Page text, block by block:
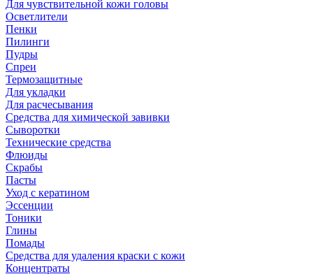
Для чувствительной кожи головы
Осветлители
Пенки
Пилинги
Пудры
Спреи
Термозащитные
Для укладки
Для расчесывания
Средства для химической завивки
Сыворотки
Технические средства
Флюиды
Скрабы
Пасты
Уход с кератином
Эссенции
Тоники
Глины
Помады
Средства для удаления краски с кожи
Концентраты